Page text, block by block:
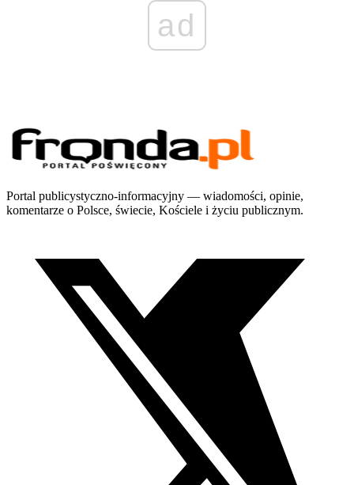
ad
Portal publicystyczno-informacyjny — wiadomości, opinie,
komentarze o Polsce, świecie, Kościele i życiu publicznym.